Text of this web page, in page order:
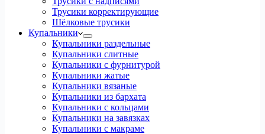
Трусики корректирующие
Шёлковые трусики
Купальники
Купальники раздельные
Купальники слитные
Купальники с фурнитурой
Купальники жатые
Купальники вязаные
Купальники из бархата
Купальники с кольцами
Купальники на завязках
Купальники с макраме